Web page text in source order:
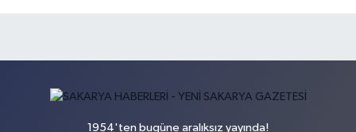
1954'ten bugüne aralıksız yayında!